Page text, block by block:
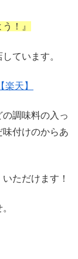
！』
ています。
天】
調味料の入っ
付けのからあ
ただけます！